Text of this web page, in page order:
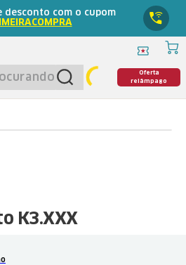
desconto com o cupom
Oferta
relâmpago
K3.XXX